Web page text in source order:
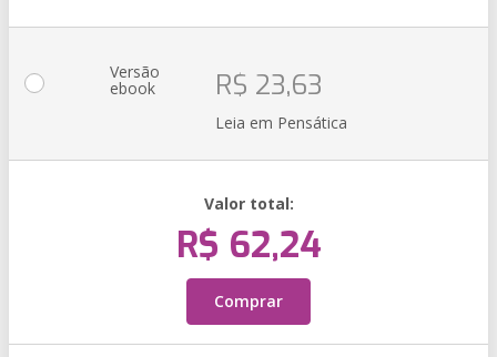
Versão
ebook R$ 23,63
Leia em Pensática
Valor total:
R$ 62,24
Comprar